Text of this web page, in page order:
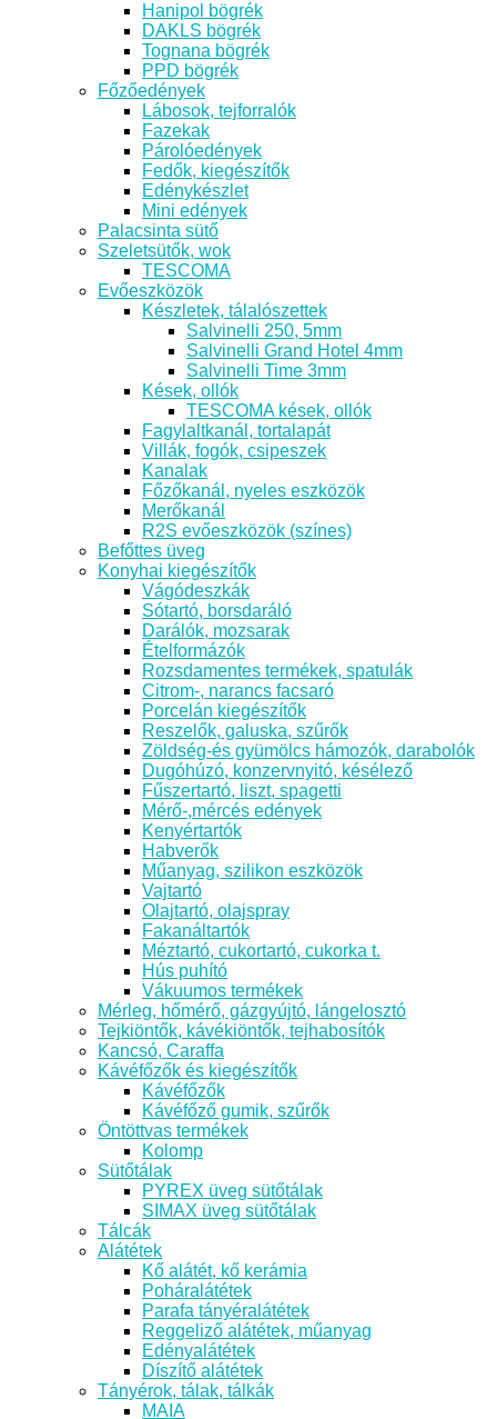
Hanipol bögrék
DAKLS bögrék
Tognana bögrék
PPD bögrék
Főzőedények
Lábosok, tejforralók
Fazekak
Párolóedények
Fedők, kiegészítők
Edénykészlet
Mini edények
Palacsinta sütő
Szeletsütők, wok
TESCOMA
Evőeszközök
Készletek, tálalószettek
Salvinelli 250, 5mm
Salvinelli Grand Hotel 4mm
Salvinelli Time 3mm
Kések, ollók
TESCOMA kések, ollók
Fagylaltkanál, tortalapát
Villák, fogók, csipeszek
Kanalak
Főzőkanál, nyeles eszközök
Merőkanál
R2S evőeszközök (színes)
Befőttes üveg
Konyhai kiegészítők
Vágódeszkák
Sótartó, borsdaráló
Darálók, mozsarak
Ételformázók
Rozsdamentes termékek, spatulák
Citrom-, narancs facsaró
Porcelán kiegészítők
Reszelők, galuska, szűrők
Zöldség-és gyümölcs hámozók, darabolók
Dugóhúzó, konzervnyitó, késélező
Fűszertartó, liszt, spagetti
Mérő-,mércés edények
Kenyértartók
Habverők
Műanyag, szilikon eszközök
Vajtartó
Olajtartó, olajspray
Fakanáltartók
Méztartó, cukortartó, cukorka t.
Hús puhító
Vákuumos termékek
Mérleg, hőmérő, gázgyújtó, lángelosztó
Tejkiöntők, kávékiöntők, tejhabosítók
Kancsó, Caraffa
Kávéfőzők és kiegészítők
Kávéfőzők
Kávéfőző gumik, szűrők
Öntöttvas termékek
Kolomp
Sütőtálak
PYREX üveg sütőtálak
SIMAX üveg sütőtálak
Tálcák
Alátétek
Kő alátét, kő kerámia
Poháralátétek
Parafa tányéralátétek
Reggeliző alátétek, műanyag
Edényalátétek
Díszítő alátétek
Tányérok, tálak, tálkák
MAIA